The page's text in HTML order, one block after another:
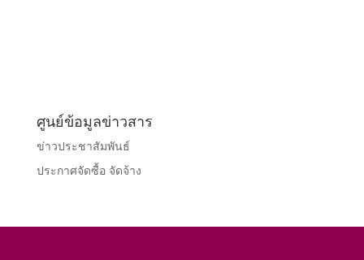
ศูนย์ข้อมูลข่าวสาร
ข่าวประชาสัมพันธ์
ประกาศจัดซื้อ จัดจ้าง